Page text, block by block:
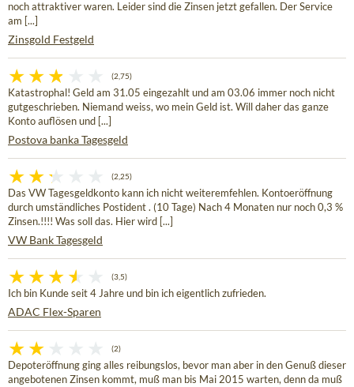
noch attraktiver waren. Leider sind die Zinsen jetzt gefallen. Der Service
am [...]
Zinsgold Festgeld
(2,75)
Katastrophal! Geld am 31.05 eingezahlt und am 03.06 immer noch nicht
gutgeschrieben. Niemand weiss, wo mein Geld ist. Will daher das ganze
Konto auflösen und [...]
Postova banka Tagesgeld
(2,25)
Das VW Tagesgeldkonto kann ich nicht weiteremfehlen. Kontoeröffnung
durch umständliches Postident . (10 Tage) Nach 4 Monaten nur noch 0,3 %
Zinsen.!!!! Was soll das. Hier wird [...]
VW Bank Tagesgeld
(3,5)
Ich bin Kunde seit 4 Jahre und bin ich eigentlich zufrieden.
ADAC Flex-Sparen
(2)
Depoteröffnung ging alles reibungslos, bevor man aber in den Genuß dieser
angebotenen Zinsen kommt, muß man bis Mai 2015 warten, denn da muß